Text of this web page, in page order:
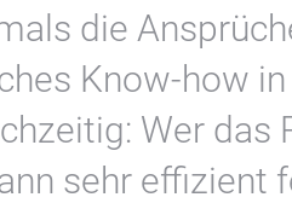
die
Know-how
Wer das
sehr effizient